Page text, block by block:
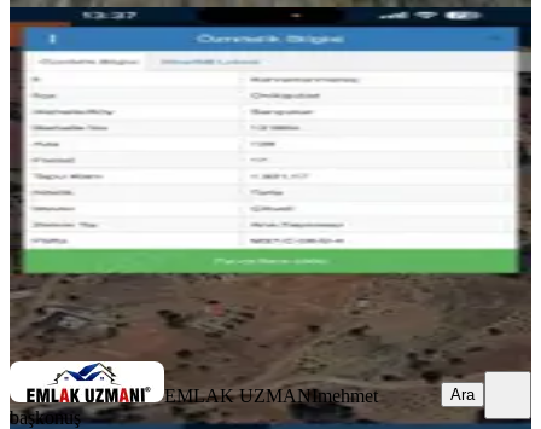
YOLU AÇIK
Baraj Manzaralı Villa Arsası
Onikişubat, Sarıçukur Mahallesi
Yolu Açılmış
EMLAK UZMANI mehmet başkonuş
Ara
EMLAK UZMANImehmet
başkonuş
Ara